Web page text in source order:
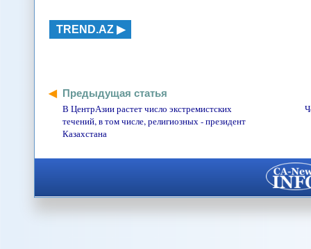
TREND.AZ
Предыдущая статья
В ЦентрАзии растет число экстремистских
течений, в том числе, религиозных - президент
Казахстана